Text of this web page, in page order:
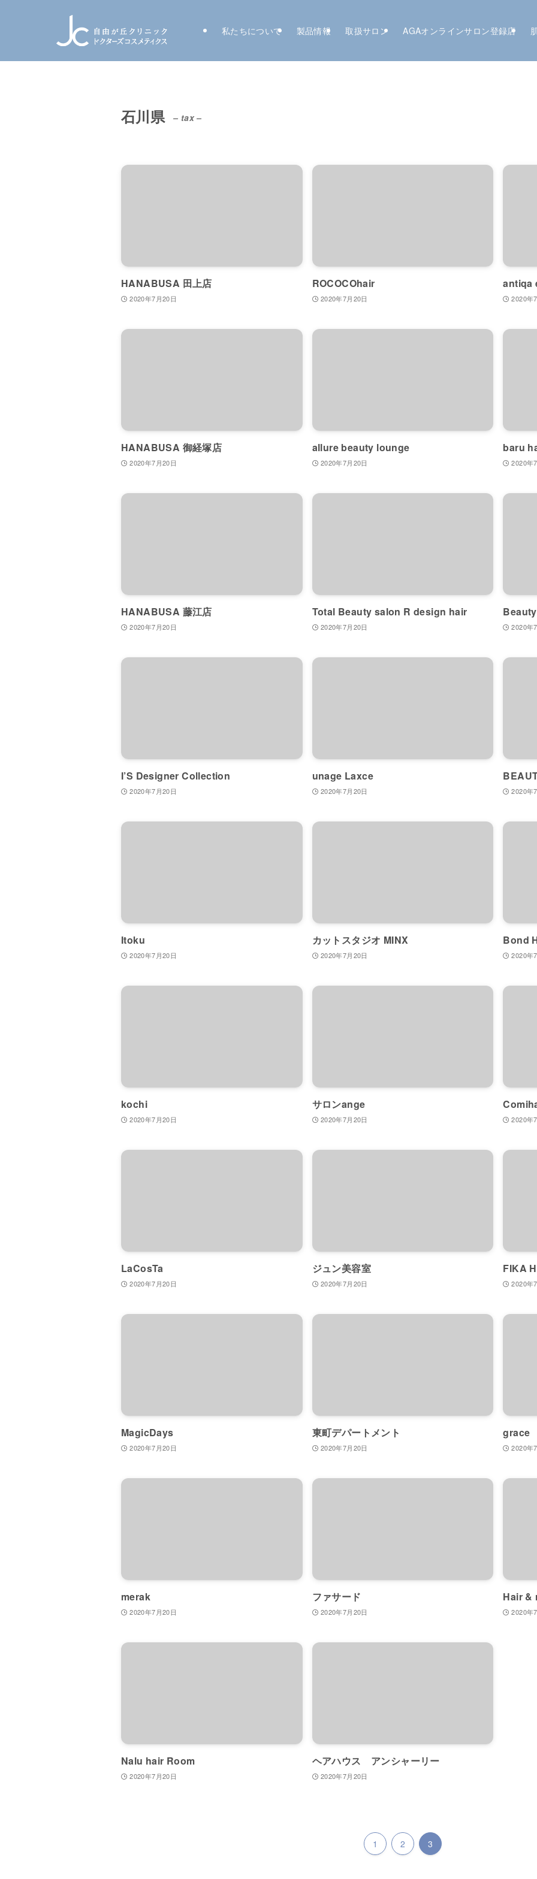
私たちについて 製品情報 取扱サロン AGAオンラインサロン登録店
石川県 – tax –
HANABUSA 田上店
2020年7月20日
ROCOCOhair
2020年7月20日
antiqa
2020年
HANABUSA 御経塚店
2020年7月20日
allure beauty lounge
2020年7月20日
baru
2020年
HANABUSA 藤江店
2020年7月20日
Total Beauty salon R design hair
2020年7月20日 2020年
I’S Designer Collection
2020年7月20日
unage Laxce
2020年7月20日 2020年
Itoku
2020年7月20日
カットスタジオ MINX
2020年7月20日
Bond
2020年
kochi
2020年7月20日
サロンange
2020年7月20日 2020年
LaCosTa
2020年7月20日
ジュン美容室
2020年7月20日
FIKA
2020年
MagicDays
2020年7月20日
東町デパートメント
2020年7月20日
grace
2020年
merak
2020年7月20日
ファサード
2020年7月20日
Hair &
2020年
Nalu hair Room
2020年7月20日
ヘアハウス アンシャーリー
2020年7月20日
1 2 3